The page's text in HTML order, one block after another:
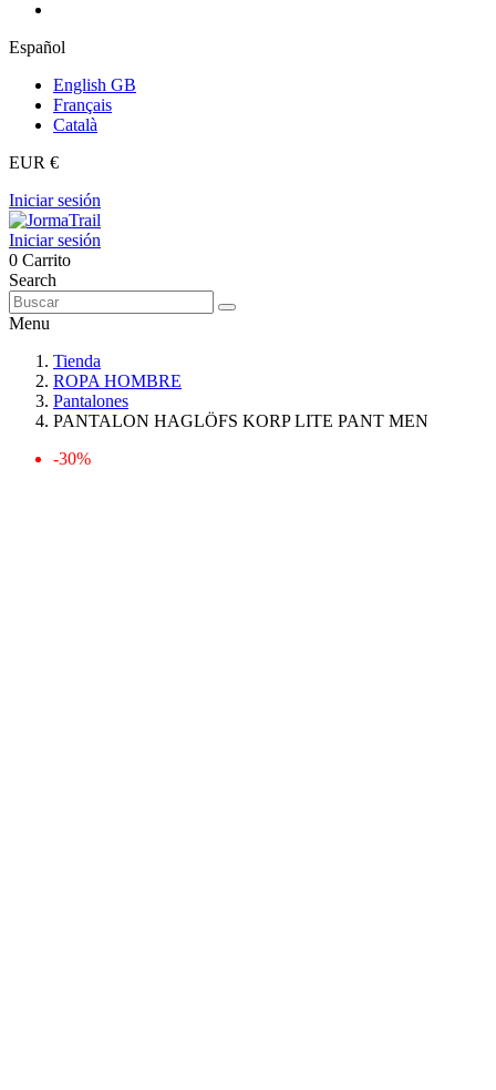
Español
English GB
Français
Català
EUR €
Iniciar sesión
Iniciar sesión
0 Carrito
Search
Menu
Tienda
ROPA HOMBRE
Pantalones
PANTALON HAGLÖFS KORP LITE PANT MEN
-30%